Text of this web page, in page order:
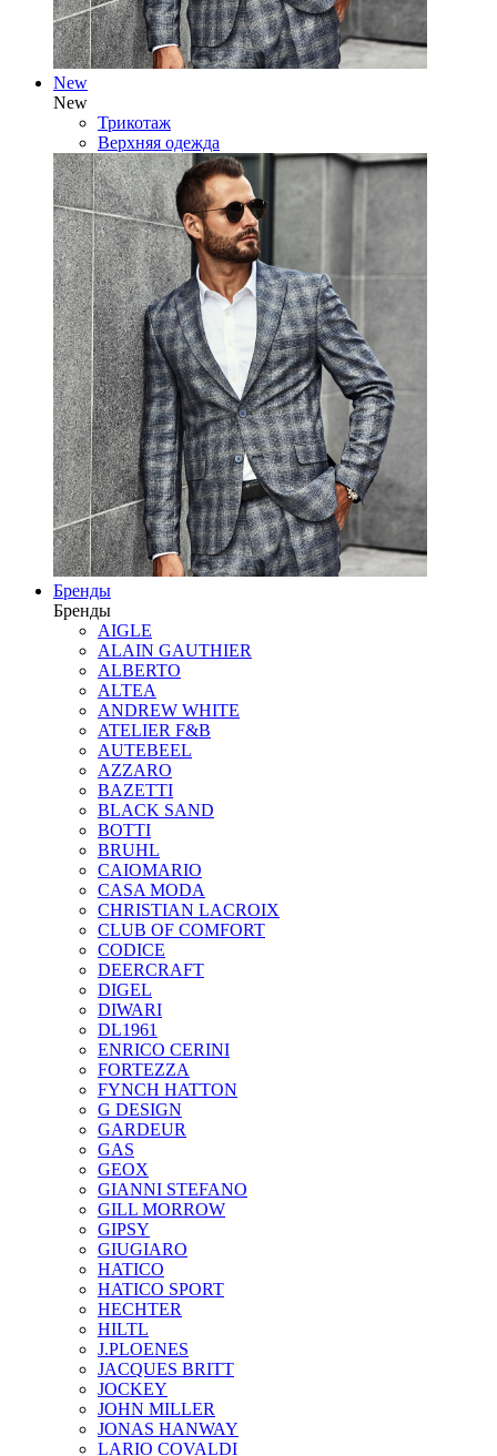
New
New
Трикотаж
Верхняя одежда
Бренды
Бренды
AIGLE
ALAIN GAUTHIER
ALBERTO
ALTEA
ANDREW WHITE
ATELIER F&B
AUTEBEEL
AZZARO
BAZETTI
BLACK SAND
BOTTI
BRUHL
CAIOMARIO
CASA MODA
CHRISTIAN LACROIX
CLUB OF COMFORT
CODICE
DEERCRAFT
DIGEL
DIWARI
DL1961
ENRICO CERINI
FORTEZZA
FYNCH HATTON
G DESIGN
GARDEUR
GAS
GEOX
GIANNI STEFANO
GILL MORROW
GIPSY
GIUGIARO
HATICO
HATICO SPORT
HECHTER
HILTL
J.PLOENES
JAСQUES BRITT
JOCKEY
JOHN MILLER
JONAS HANWAY
LARIO COVALDI